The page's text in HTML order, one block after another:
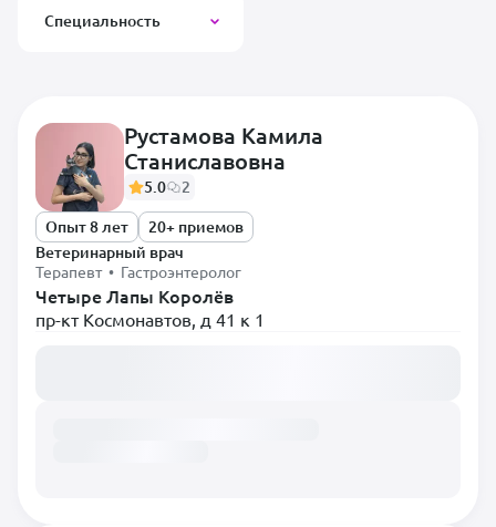
Специальность
Самые популярные
Диетолог
Терапевт
Анестезиолог
Вирусолог
Рустамова Камила
Станиславовна
5.0
2
Опыт 8 лет
20+ приемов
Ветеринарный врач
Терапевт • Гастроэнтеролог
Четыре Лапы Королёв
пр-кт Космонавтов, д 41 к 1